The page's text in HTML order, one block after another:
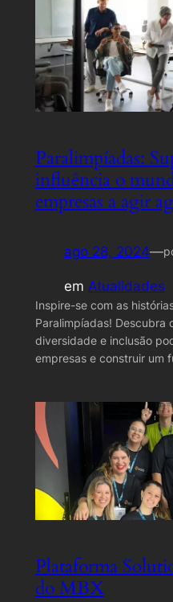
Paralimpíadas:
influência o
empresas a agir
ago 28, 2024—
em Atualidades
Inspire-se com as
Paralimpíadas! Descubra
diversidade e inclusão
empresas e construir um
Plataforma
do MBX